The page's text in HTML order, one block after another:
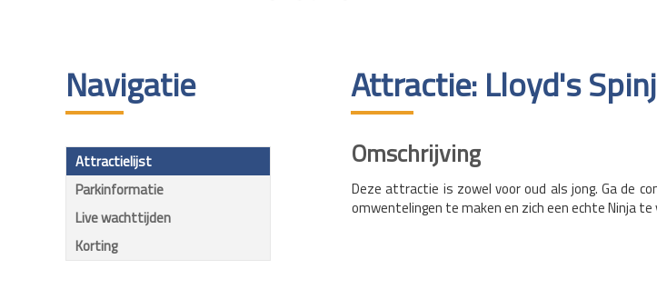
Navigatie
Attractielijst
Parkinformatie
Live wachttijden
Korting
Attractie: Lloyd's
Omschrijving
Deze attractie is zowel voor oud als jong. Ga de
omwentelingen te maken en zich een echte Ninja te